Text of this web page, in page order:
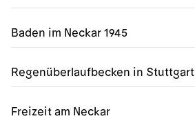
Baden im Neckar 1945
Regenüberlaufbecken in Stuttgart
Freizeit am Neckar